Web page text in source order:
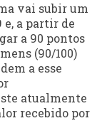
vai subir um
e, a partir de
a 90 pontos
(90/100)
a esse
atualmente
recebido por